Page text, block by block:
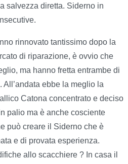
salvezza diretta. Siderno in
rinnovato tantissimo dopo la
di riparazione, è ovvio che
ma hanno fretta entrambe di
ebbe la meglio la
Catona concentrato e deciso
palio ma è anche cosciente
può creare il Siderno che è
e di provata esperienza.
allo scacchiere ? In casa il